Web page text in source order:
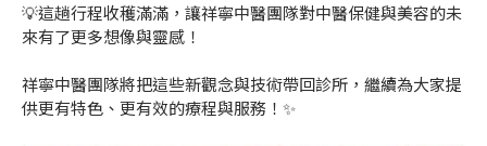
💡這趟行程收穫滿滿，讓祥寧中醫團隊對中醫保健與美容的未
來有了更多想像與靈感！​
祥寧中醫團隊將把這些新觀念與技術帶回診所，繼續為大家提
供更有特色、更有效的療程與服務！✨